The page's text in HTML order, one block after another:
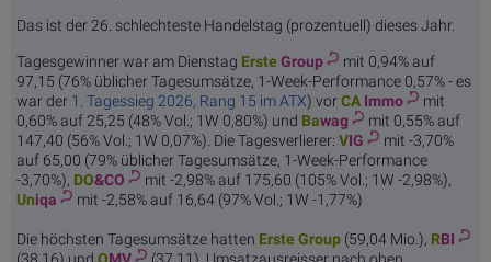
Das ist der 26. schlechteste Handelstag (prozentuell) dieses Jahr.
Tagesgewinner war am Dienstag Erste Group
mit 0,94% auf
97,15 (76% üblicher Tagesumsätze, 1-Week-Performance 0,57% - es
war der 1. Tagessieg 2026, Rang 15 im ATX) vorCA Immo
mit
0,60% auf 25,25 (48% Vol.; 1W 0,80%) und Bawag
mit 0,55% auf
147,40 (56% Vol.; 1W 0,07%). Die Tagesverlierer: VIG
mit -3,70%
auf 65,00 (79% üblicher Tagesumsätze, 1-Week-Performance
-3,70%), DO&CO
mit -2,98% auf 175,60 (105% Vol.; 1W -2,98%),
Uniqa mit -2,58% auf 16,64 (97% Vol.; 1W -1,77%)
Die höchsten Tagesumsätze hatten Erste Group (59,04 Mio.), RBI
(38,16) und OMV
(37,11). Umsatzausreisser nach oben